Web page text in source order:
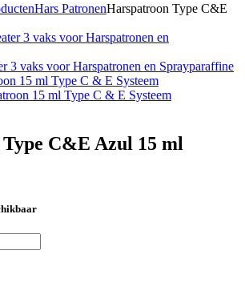
Hars PatronenHarspatroon Type C&E
3 vaks voor Harspatronen en Sprayparaffine
15 ml Type C & E Systeem
C&E Azul 15 ml